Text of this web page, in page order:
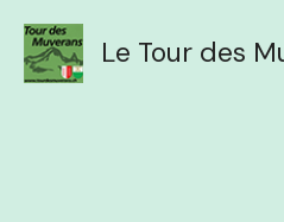
contenu
Le Tour des